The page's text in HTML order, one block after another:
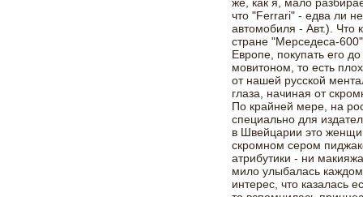
что "Ferrari" - едва ли
автомобиля - Авт.). Что
стране "Мерседеса-
Европе, покупать его
мовитоном, то есть
от нашей русской
глаза, начиная от
По крайней мере, на
специально для
в Швейцарии это
скромном сером
атрибутики - ни
мило улыбалась
интерес, что казалась